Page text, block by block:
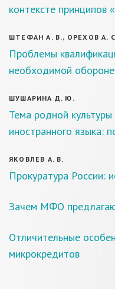
контексте принципов
ШТЕФАН А. В., ОРЕХОВ А.
Проблемы
необходимой обороне
ШУШАРИНА Д. Ю.
Тема родной культуры
иностранного языка:
ЯКОВЛЕВ А. В.
Прокуратура России:
Зачем МФО
Отличительные
микрокредитов